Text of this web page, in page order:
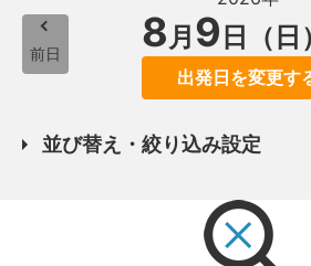
前日 8月 9 日（日）
出発日を変更す
並び替え・絞り込み設定